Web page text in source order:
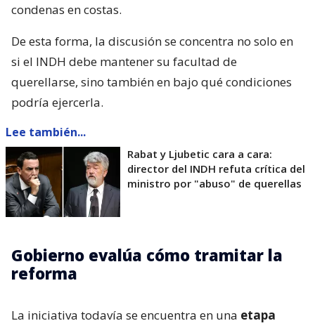
condenas en costas.
De esta forma, la discusión se concentra no solo en
si el INDH debe mantener su facultad de
querellarse, sino también en bajo qué condiciones
podría ejercerla.
Lee también...
Rabat y Ljubetic cara a cara:
director del INDH refuta crítica del
ministro por "abuso" de querellas
Gobierno evalúa cómo tramitar la
reforma
La iniciativa todavía se encuentra en una etapa